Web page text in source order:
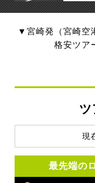
▼宮崎発（宮崎空
格安ツア
ツ
現
最先端の